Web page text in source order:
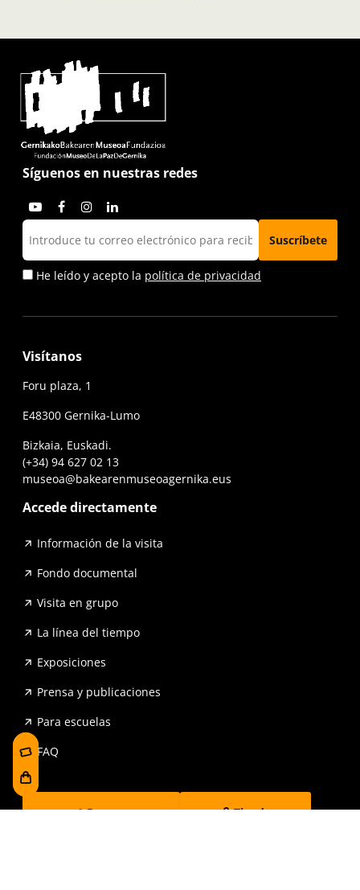
Síguenos en nuestras redes
He leído y acepto la política de privacidad
Visítanos
Foru plaza, 1
E48300 Gernika-Lumo
Bizkaia, Euskadi.
(+34) 94 627 02 13
museoa@bakearenmuseoagernika.eus
Accede directamente
Información de la visita
Fondo documental
Visita en grupo
La línea del tiempo
Exposiciones
Prensa y publicaciones
Para escuelas
FAQ
Reserva Tienda